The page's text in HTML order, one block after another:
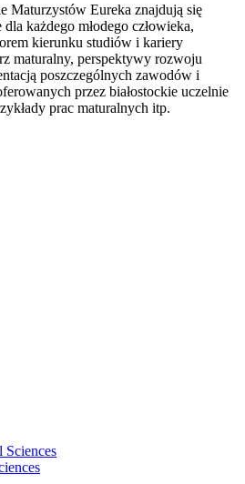
Maturzystów Eureka znajdują się
każdego młodego człowieka,
kierunku studiów i kariery
maturalny, perspektywy rozwoju
poszczególnych zawodów i
przez białostockie uczelnie
prac maturalnych itp.
Sciences